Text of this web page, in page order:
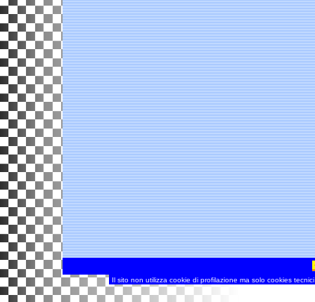
Il sito non utilizza cookie di profilazione ma solo cookies